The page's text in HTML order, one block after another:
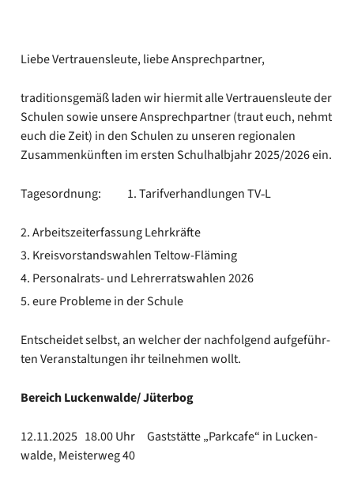
Lie­be Ver­trau­ens­leu­te, lie­be Ansprech­part­ner,
tra­di­ti­ons­ge­mäß laden wir hier­mit alle Ver­trau­ens­leu­te der
Schu­len sowie unse­re Ansprech­part­ner (traut euch, nehmt
euch die Zeit) in den Schu­len zu unse­ren regio­na­len
Zusam­men­künf­ten im ers­ten Schul­halb­jahr 2025/2026 ein.
Tages­ord­nung: 1. Tarif­ver­hand­lun­gen TV‑L
Arbeits­zeit­er­fas­sung Lehr­kräf­te
Kreis­vor­stands­wah­len Teltow-Fläming
Personalrats- und Leh­rer­rats­wah­len 2026
eure Pro­ble­me in der Schu­le
Ent­schei­det selbst, an wel­cher der nach­fol­gend auf­ge­führ­
ten Ver­an­stal­tun­gen ihr teil­neh­men wollt.
Bereich Luckenwalde/ Jüter­bog
12.11.2025 18.00 Uhr Gast­stät­te „Park­ca­fe“ in Lucken­
wal­de, Meis­ter­weg 40